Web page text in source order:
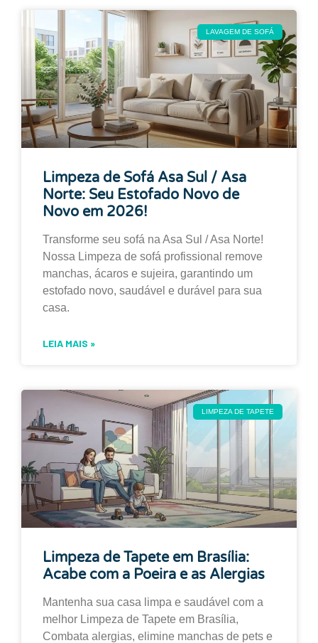
LAVAGEM DE SOFÁ
Limpeza de Sofá Asa Sul / Asa
Norte: Seu Estofado Novo de
Novo em 2026!
Transforme seu sofá na Asa Sul / Asa Norte!
Nossa Limpeza de sofá profissional remove
manchas, ácaros e sujeira, garantindo um
estofado novo, saudável e durável para sua
casa.
LEIA MAIS »
LIMPEZA DE TAPETE
Limpeza de Tapete em Brasília:
Acabe com a Poeira e as Alergias
Mantenha sua casa limpa e saudável com a
melhor Limpeza de Tapete em Brasília,
Combata alergias, elimine manchas de pets e